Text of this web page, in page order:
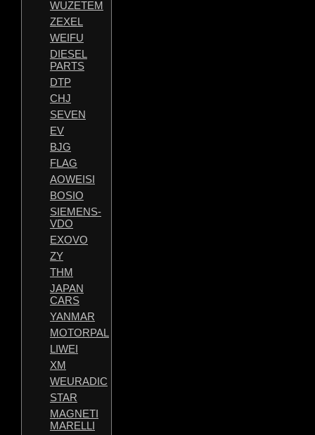
WUZETEM
ZEXEL
WEIFU
DIESEL
PARTS
DTP
CHJ
SEVEN
EV
BJG
FLAG
AOWEISI
BOSIO
SIEMENS-
VDO
EXOVO
ZY
THM
JAPAN
CARS
YANMAR
MOTORPAL
LIWEI
XM
WEURADIC
STAR
MAGNETI
MARELLI